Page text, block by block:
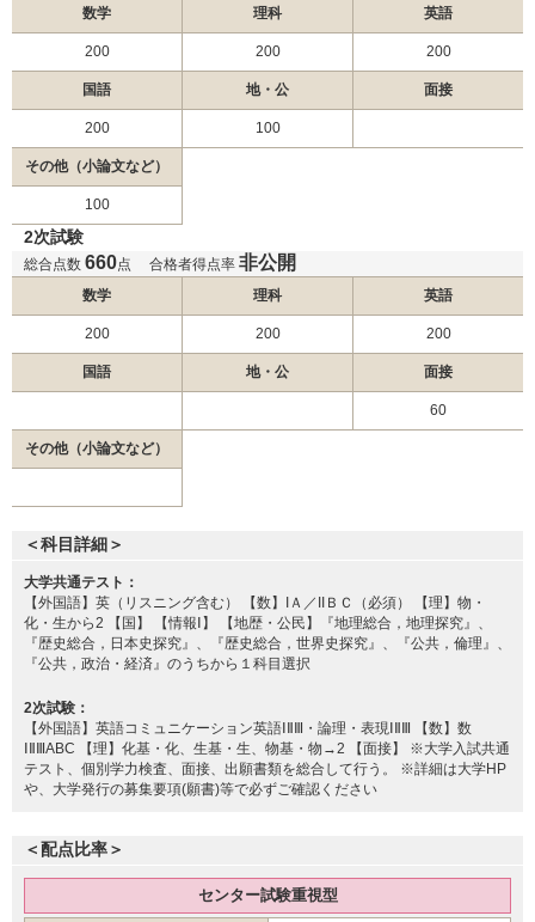
2月2日
福岡大学 一般
日本医科大学 グローバル特別選抜（前期）
日本医科大学 一般（前期地域枠）
日本医科大学 地域医療枠（前期）
国際医療福祉大学 一般前期
2月3日
東海大学 一般入試
金沢医科大学 一般前期
順天堂大学 研究医特別選抜
順天堂大学 地域枠選抜
順天堂大学 前期共通テスト利用
順天堂大学 共通テスト・一般独自併用
順天堂大学 一般 (A方式)
2月4日
自治医科大学 一般
東京医科大学 共通テスト利用
東京医科大学 一般
三重大学 学校推薦型選抜
帝京大学 一般
帝京大学 一般（福島枠）
帝京大学 一般（千葉枠）
帝京大学 一般（静岡枠）
帝京大学 一般（群馬枠）
聖マリアンナ医科大学 一般（前期）
数学 理科 英語
200 200 200
国語 地・公 面接
200 100
その他（小論文など）
100
2次試験
総合点数 660点 合格者得点率 非公開
数学 理科 英語
200 200 200
国語 地・公 面接
60
その他（小論文など）
＜科目詳細＞
大学共通テスト：
【外国語】英（リスニング含む） 【数】IＡ／IIＢＣ（必須） 【理】物・
化・生から2 【国】 【情報Ⅰ】 【地歴・公民】『地理総合，地理探究』、
『歴史総合，日本史探究』、『歴史総合，世界史探究』、『公共，倫理』、
『公共，政治・経済』のうちから１科目選択
2次試験：
【外国語】英語コミュニケーション英語ⅠⅡⅢ・論理・表現ⅠⅡⅢ 【数】数
ⅠⅡⅢABC 【理】化基・化、生基・生、物基・物→2 【面接】 ※大学入試共通
テスト、個別学力検査、面接、出願書類を総合して行う。 ※詳細は大学HP
や、大学発行の募集要項(願書)等で必ずご確認ください
＜配点比率＞
センター試験重視型